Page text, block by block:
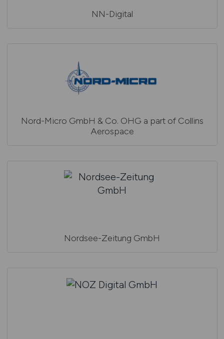
NN-Digital
Nord-Micro GmbH & Co. OHG a part of Collins
Aerospace
Nordsee-Zeitung GmbH